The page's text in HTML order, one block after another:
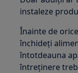
instaleze
Înainte de
închideți
întotdeauna
întreținere